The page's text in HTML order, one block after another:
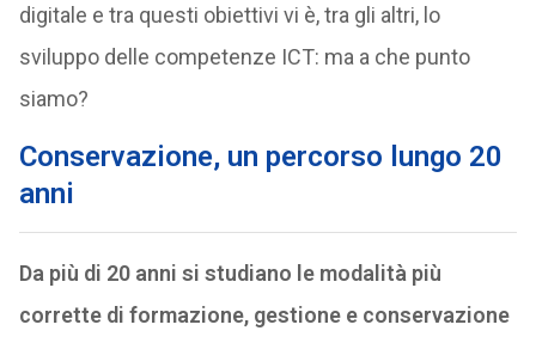
digitale e tra questi obiettivi vi è, tra gli altri, lo
sviluppo delle competenze ICT: ma a che punto
siamo?
Conservazione, un percorso lungo 20
anni
Da più di 20 anni si studiano le modalità più
corrette di formazione, gestione e conservazione